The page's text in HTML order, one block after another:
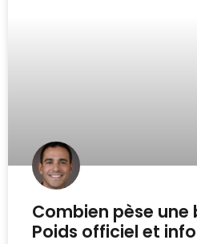
Combien pèse une
Poids officiel et